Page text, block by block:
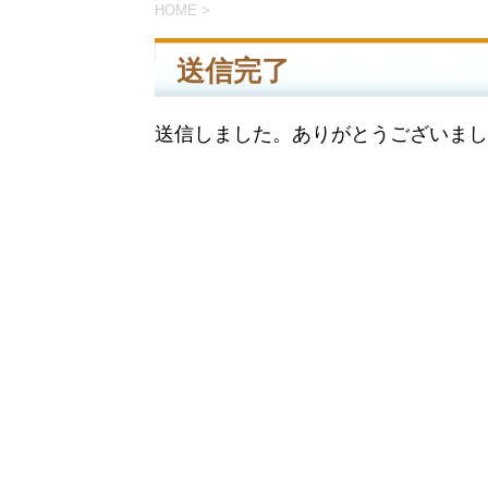
HOME >
送信完了
送信しました。ありがとうございま